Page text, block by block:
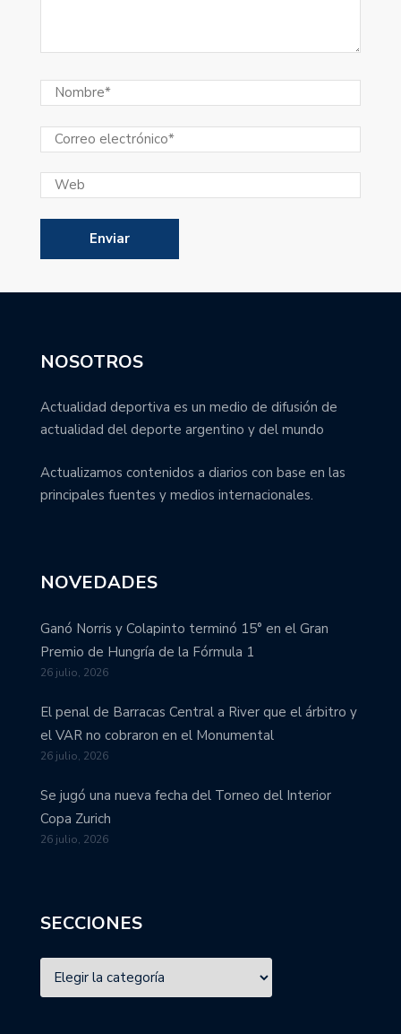
NOSOTROS
Actualidad deportiva es un medio de difusión de
actualidad del deporte argentino y del mundo
Actualizamos contenidos a diarios con base en las
principales fuentes y medios internacionales.
NOVEDADES
Ganó Norris y Colapinto terminó 15° en el Gran
Premio de Hungría de la Fórmula 1
26 julio, 2026
El penal de Barracas Central a River que el árbitro y
el VAR no cobraron en el Monumental
26 julio, 2026
Se jugó una nueva fecha del Torneo del Interior
Copa Zurich
26 julio, 2026
SECCIONES